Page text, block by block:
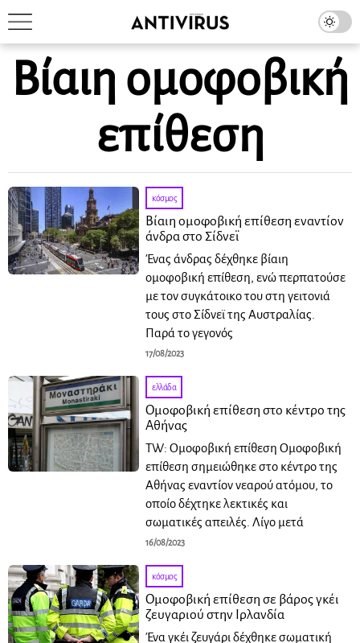
Βίαιη ομοφοβική
επίθεση
κόσμος
Βίαιη ομοφοβική επίθεση εναντίον
άνδρα στο Σίδνεϊ
Ένας άνδρας δέχθηκε βίαιη
ομοφοβική επίθεση, ενώ περπατούσε
με τον συγκάτοικο του στη γειτονιά
τους στο Σίδνεϊ της Αυστραλίας.
Παρά το γεγονός
17/08/2023
ελλάδα
Ομοφοβική επίθεση στο κέντρο της
Αθήνας
TW: Ομοφοβική επίθεση Ομοφοβική
επίθεση σημειώθηκε στο κέντρο της
Αθήνας εναντίον νεαρού ατόμου, το
οποίο δέχτηκε λεκτικές και
σωματικές απειλές. Λίγο μετά
16/08/2023
κόσμος
Oμοφοβική επίθεση σε βάρος γκέι
ζευγαριού στην Ιρλανδία
Ένα γκέι ζευγάρι δέχθηκε σωματική